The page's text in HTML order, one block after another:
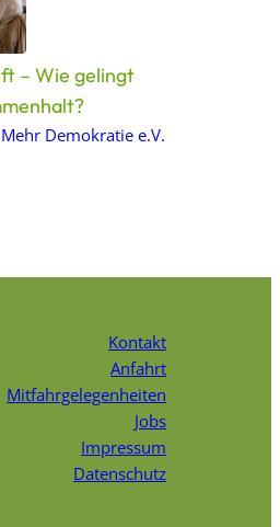
– Wie gelingt
Demokratie e.V.
Kontakt
Anfahrt
Mitfahrgelegenheiten
Jobs
Impressum
Datenschutz